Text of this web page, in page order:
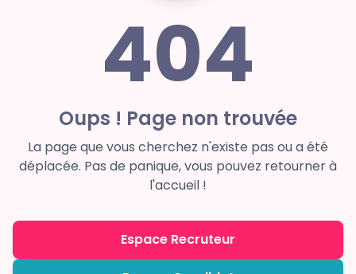
404
Oups ! Page non trouvée
La page que vous cherchez n'existe pas ou a été
déplacée. Pas de panique, vous pouvez retourner à
l'accueil !
Espace Recruteur